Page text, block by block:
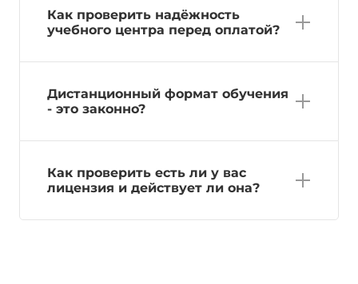
Как проверить надёжность
учебного центра перед оплатой?
Дистанционный формат обучения
- это законно?
Как проверить есть ли у вас
лицензия и действует ли она?